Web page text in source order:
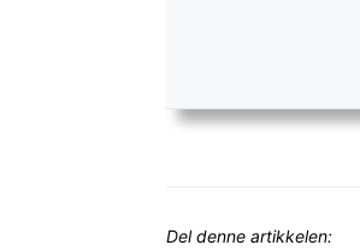
Del denne artikkelen: